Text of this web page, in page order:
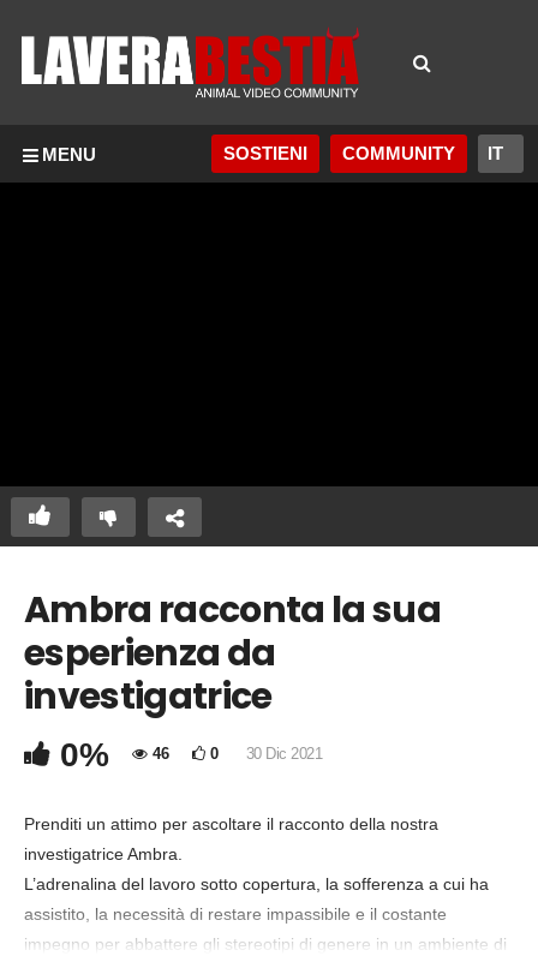
MENU SOSTIENI COMMUNITY
COMMENTA
Copia Codice Embed
Ambra racconta la sua
esperienza da
investigatrice
0% 46 0 30 Dic 2021
Prenditi un attimo per ascoltare il racconto della nostra
investigatrice Ambra.
L’adrenalina del lavoro sotto copertura, la sofferenza a cui ha
assistito, la necessità di restare impassibile e il costante
impegno per abbattere gli stereotipi di genere in un ambiente di